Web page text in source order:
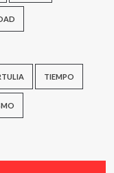
TIEMPO